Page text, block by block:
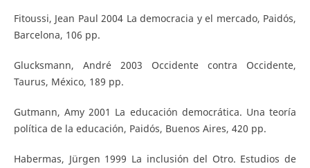
Fitoussi, Jean Paul 2004 La democracia y el mercado, Paidós,
Barcelona, 106 pp.
Glucksmann, André 2003 Occidente contra Occidente,
Taurus, México, 189 pp.
Gutmann, Amy 2001 La educación democrática. Una teoría
política de la educación, Paidós, Buenos Aires, 420 pp.
Habermas, Jürgen 1999 La inclusión del Otro. Estudios de